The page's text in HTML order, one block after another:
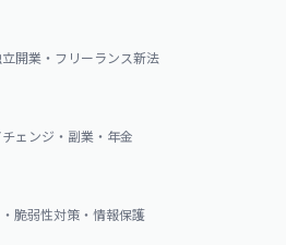
開業・フリーランス新法
ェンジ・副業・年金
脆弱性対策・情報保護